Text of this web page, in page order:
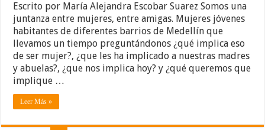
Escrito por María Alejandra Escobar Suarez Somos una
juntanza entre mujeres, entre amigas. Mujeres jóvenes
habitantes de diferentes barrios de Medellín que
llevamos un tiempo preguntándonos ¿qué implica eso
de ser mujer?, ¿que les ha implicado a nuestras madres
y abuelas?, ¿que nos implica hoy? y ¿qué queremos que
implique …
Leer Más »